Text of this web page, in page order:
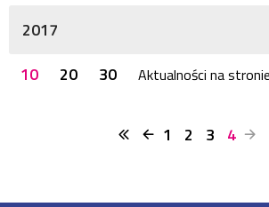
2017
10
20 30 Aktualności na stronie
1 2 3 4